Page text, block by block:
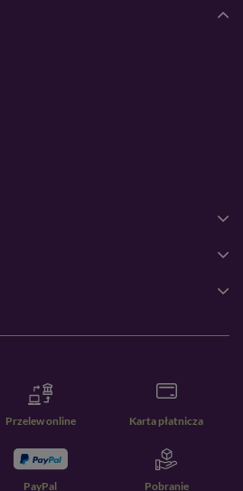
Przelew online Karta płatnicza
PayPal Pobranie